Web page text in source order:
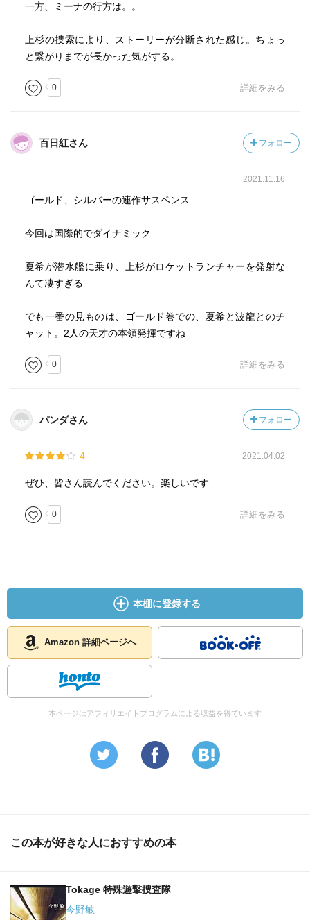
一方、ミーナの行方は。。
上杉の捜索により、ストーリーが分断された感じ。ちょっ
と繋がりまでが長かった気がする。
0 詳細をみる
百日紅さん フォロー
2021.11.16
ゴールド、シルバーの連作サスペンス
今回は国際的でダイナミック
夏希が潜水艦に乗り、上杉がロケットランチャーを発射な
んて凄すぎる
でも一番の見ものは、ゴールド巻での、夏希と波龍とのチ
ャット。2人の天才の本領発揮ですね
0 詳細をみる
パンダさん フォロー
4 2021.04.02
ぜひ、皆さん読んでください。楽しいです
0 詳細をみる
本棚に登録する
Amazon 詳細ページへ
本ページはアフィリエイトプログラムによる収益を得ています
この本が好きな人におすすめの本
Tokage 特殊遊撃捜査隊
今野敏